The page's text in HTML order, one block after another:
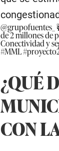
@grupofuentes_
de 2 millones de
Conectividad y
#MML
¿QUÉ
CON